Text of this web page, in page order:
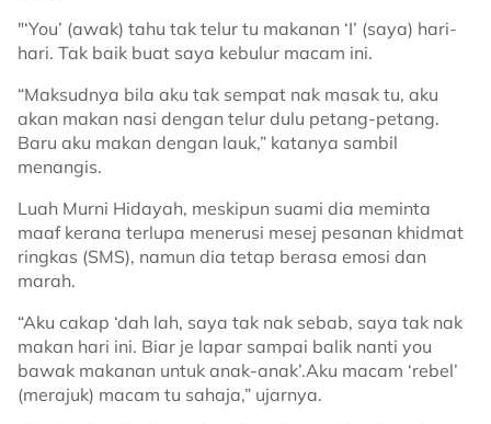
"‘You’ (awak) tahu tak telur tu makanan ‘I’ (saya) hari-
hari. Tak baik buat saya kebulur macam ini.
“Maksudnya bila aku tak sempat nak masak tu, aku
akan makan nasi dengan telur dulu petang-petang.
Baru aku makan dengan lauk,” katanya sambil
menangis.
Luah Murni Hidayah, meskipun suami dia meminta
maaf kerana terlupa menerusi mesej pesanan khidmat
ringkas (SMS), namun dia tetap berasa emosi dan
marah.
“Aku cakap ‘dah lah, saya tak nak sebab, saya tak nak
makan hari ini. Biar je lapar sampai balik nanti you
bawak makanan untuk anak-anak’.Aku macam ‘rebel’
(merajuk) macam tu sahaja,” ujarnya.